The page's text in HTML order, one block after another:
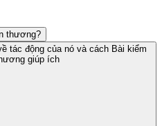
thương?
tác động của nó và cách Bài kiểm
giúp ích